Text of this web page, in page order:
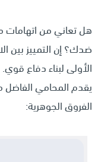
هل تعاني من اتهامات
ضدك؟ إن التمييز بين
الأولى لبناء دفاع
يقدم المحامي الفاضل
الفروق الجوهرية: